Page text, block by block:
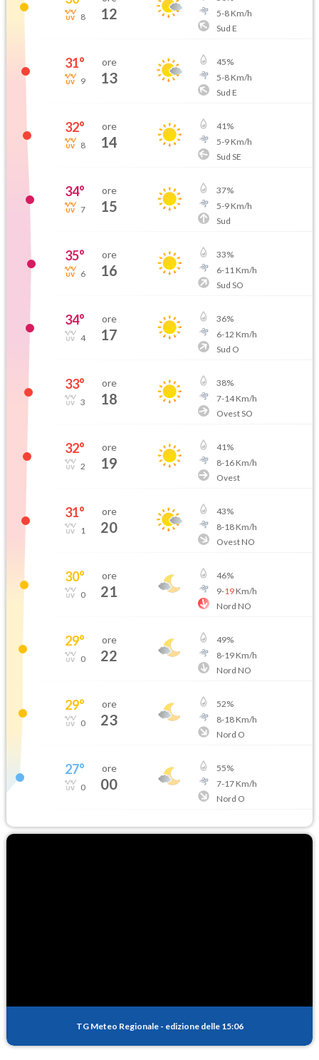
8 12
5-8Km/h
Sud E
31°
9
ore
13
45%
5-8Km/h
Sud E
32°
8
ore
14
41%
5-9Km/h
Sud SE
34°
7
ore
15
37%
5-9Km/h
Sud
35°
6
ore
16
33%
6-11 Km/h
Sud SO
34°
4
ore
17
36%
6-12 Km/h
Sud O
33°
3
ore
18
38%
7-14Km/h
Ovest SO
32°
2
ore
19
41%
8-16Km/h
Ovest
31°
1
ore
20
43%
8-18Km/h
Ovest NO
30°
0
ore
21
46%
9-19Km/h
Nord NO
29°
0
ore
22
49%
8-19Km/h
Nord NO
29°
0
ore
23
52%
8-18Km/h
Nord O
27°
0
ore
00
55%
7-17Km/h
Nord O
TG Meteo Regionale - edizione delle 15:06